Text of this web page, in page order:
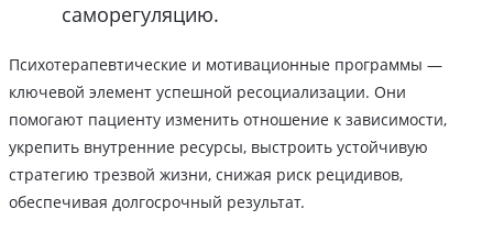
саморегуляцию.
Психотерапевтические и мотивационные программы —
ключевой элемент успешной ресоциализации. Они
помогают пациенту изменить отношение к зависимости,
укрепить внутренние ресурсы, выстроить устойчивую
стратегию трезвой жизни, снижая риск рецидивов,
обеспечивая долгосрочный результат.